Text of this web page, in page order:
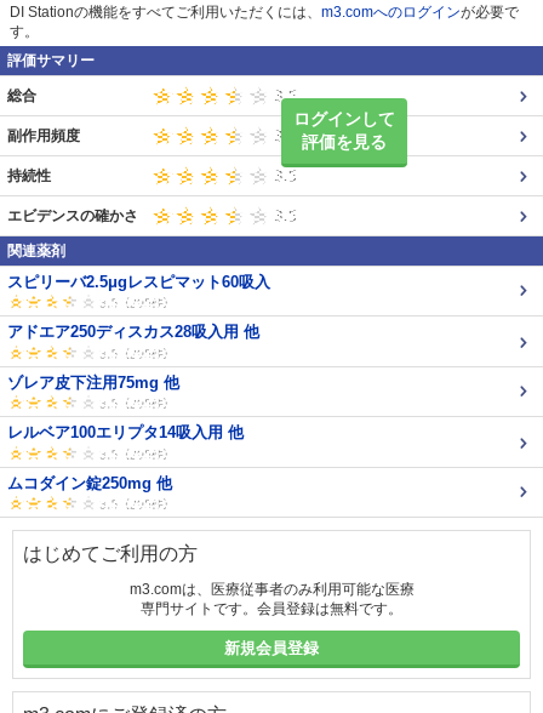
DI Stationの機能をすべてご利用いただくには、 m3.comへのログインが必要で
す。
評価サマリー
ログインして
評価を見る
総合
副作用頻度
持続性
エビデンスの確かさ
関連薬剤
スピリーバ2.5μgレスピマット60吸入
アドエア250ディスカス28吸入用 他
ゾレア皮下注用75mg 他
レルベア100エリプタ14吸入用 他
ムコダイン錠250mg 他
はじめてご利用の方
m3.comは、医療従事者のみ利用可能な医療
専門サイトです。会員登録は無料です。
新規会員登録